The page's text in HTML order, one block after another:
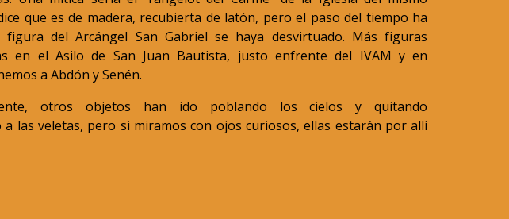
que es de madera, recubierta de latón, pero el paso del tiempo ha
del Arcángel San Gabriel se haya desvirtuado. Más figuras
en el Asilo de San Juan Bautista, justo enfrente del IVAM y en
a Abdón y Senén.
otros objetos han ido poblando los cielos y quitando
las veletas, pero si miramos con ojos curiosos, ellas estarán por allí